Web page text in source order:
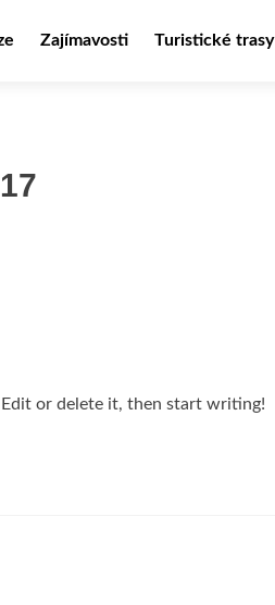
Zajímavosti Turistické trasy
or delete it, then start writing!